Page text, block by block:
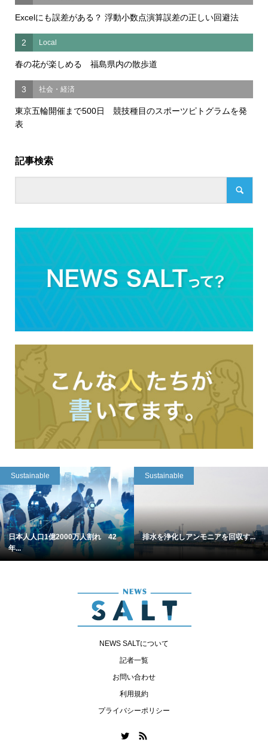
Excelにも誤差がある？ 浮動小数点演算誤差の正しい回避法
2 Local
春の花が楽しめる 福島県内の散歩道
3 社会・経済
東京五輪開催まで500日 競技種目のスポーツピトグラムを発
表
記事検索
Sustainable
日本人人口1億2000万人割れ 42
年...
Sustainable
排水を浄化しアンモニアを回収す...
NEWS SALTについて
記者一覧
お問い合わせ
利用規約
プライバシーポリシー